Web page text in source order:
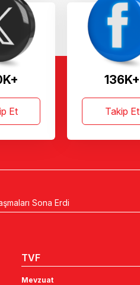
Et
136K+
Takip Et
Sona Erdi
TVF
Mevzuat